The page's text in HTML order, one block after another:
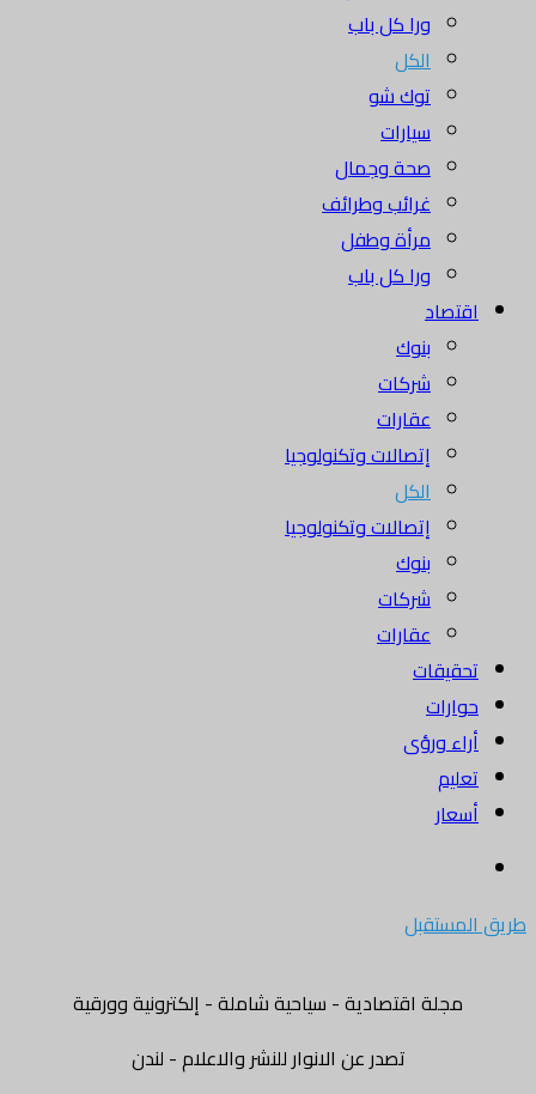
ورا كل باب
الكل
توك شو
سيارات
صحة وجمال
غرائب وطرائف
مرأة وطفل
ورا كل باب
اقتصاد
بنوك
شركات
عقارات
إتصالات وتكنولوجيا
الكل
إتصالات وتكنولوجيا
بنوك
شركات
عقارات
تحقيقات
حوارات
أراء ورؤى
تعليم
أسعار
طريق المستقبل
مجلة اقتصادية - سياحية شاملة - إلكترونية وورقية
تصدر عن الانوار للنشر والاعلام - لندن